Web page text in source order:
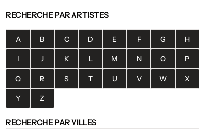
RECHERCHE PAR ARTISTES
A B C D E F G H
I J K L M N O P
Q R S T U V W X
Y Z
RECHERCHE PAR VILLES